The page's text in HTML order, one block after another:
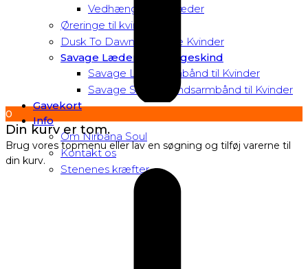
Vedhæng til halskæder
Øreringe til kvinder
Dusk To Dawn Exclusive Kvinder
Savage Læder og Slangeskind
Savage Læderarmbånd til Kvinder
Savage Slangeskindsarmbånd til Kvinder
Gavekort
Info
Om Nirbana Soul
Kontakt os
Stenenes kræfter
0
Din kurv er tom.
Brug vores topmenu eller lav en søgning og tilføj varerne til
din kurv.